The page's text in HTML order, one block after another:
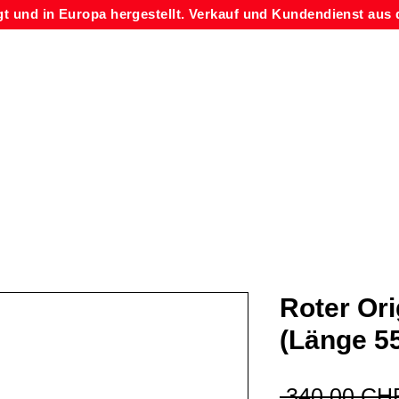
und in Europa hergestellt. Verkauf und Kundendienst aus
Roter
(Länge